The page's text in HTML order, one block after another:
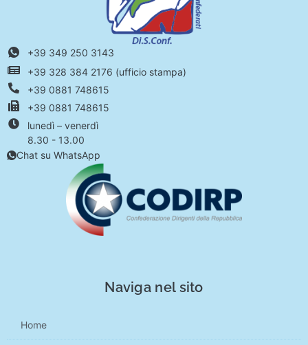
+39 349 250 3143
+39 328 384 2176 (ufficio stampa)
+39 0881 748615
+39 0881 748615
lunedì – venerdì
8.30 - 13.00
Chat su WhatsApp
Naviga nel sito
Home